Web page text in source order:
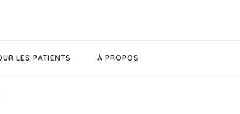
LES PATIENTS À PROPOS